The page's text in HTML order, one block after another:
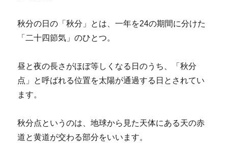
秋分の日の「秋分」とは、一年を24の期間に分けた
「二十四節気」のひとつ。
昼と夜の長さがほぼ等しくなる日のうち、「秋分
点」と呼ばれる位置を太陽が通過する日とされてい
ます。
秋分点というのは、地球から見た天体にある天の赤
道と黄道が交わる部分をいいます。